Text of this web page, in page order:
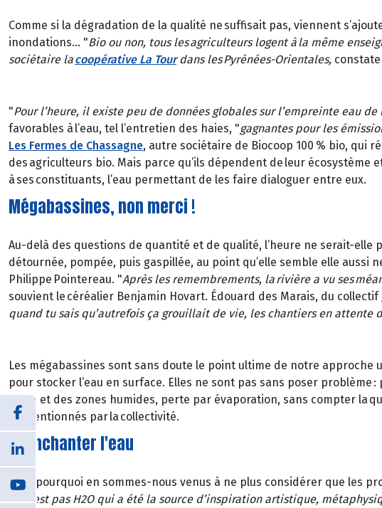
Comme si la dégradation de la qualité ne suffisait pas, viennent
inondations… "Bio ou non, tous les agriculteurs logent à la même
sociétaire lacoopérative La Tourdans les Pyrénées-Orientales,
"Pour l’heure, il existe peu de données globales sur l’empreinte eau
favorables à l’eau, tel l’entretien des haies, "gagnantes pour les
Les Fermes de Chassagne, autre sociétaire de Biocoop 100 % bio, qui
des agriculteurs bio. Mais parce qu’ils dépendent de leur
à ses constituants, l’eau permettant de les faire dialoguer entre eux.
Mégabassines, non merci !
Au-delà des questions de quantité et de qualité, l’heure ne serait-
détournée, pompée, puis gaspillée, au point qu’elle semble elle aussi
Philippe Pointereau. "Après les remembrements, la rivière a vu ses
souvient le céréalier Benjamin Hovart. Édouard des Marais, du collectif
quand tu sais qu’autrefois ça grouillait de vie, les chantiers en attente
Les mégabassines sont sans doute le point ultime de notre
pour stocker l’eau en surface. Elles ne sont pas sans poser
d’eau et des zones humides, perte par évaporation, sans compter la
subventionnés par la collectivité.
Réenchanter l'eau
Mais pourquoi en sommes-nous venus à ne plus considérer que les
ce n’est pas H2O qui a été la source d’inspiration artistique,